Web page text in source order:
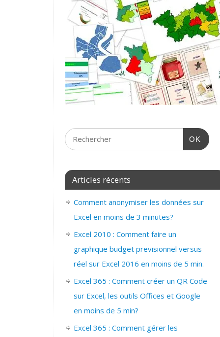
OK
Articles récents
Comment anonymiser les données sur
Excel en moins de 3 minutes?
Excel 2010 : Comment faire un
graphique budget previsionnel versus
réel sur Excel 2016 en moins de 5 min.
Excel 365 : Comment créer un QR Code
sur Excel, les outils Offices et Google
en moins de 5 min?
Excel 365 : Comment gérer les